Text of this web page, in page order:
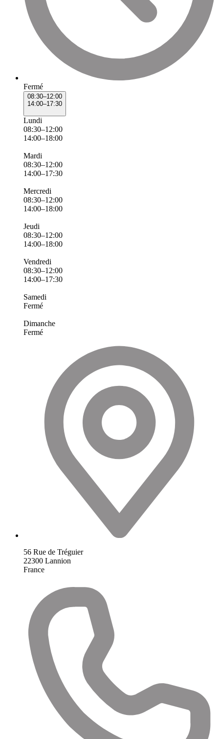
Fermé
08:30–12:00
14:00–17:30
Lundi
08:30–12:00
14:00–18:00
Mardi
08:30–12:00
14:00–17:30
Mercredi
08:30–12:00
14:00–18:00
Jeudi
08:30–12:00
14:00–18:00
Vendredi
08:30–12:00
14:00–17:30
Samedi
Fermé
Dimanche
Fermé
56 Rue de Tréguier
22300 Lannion
France